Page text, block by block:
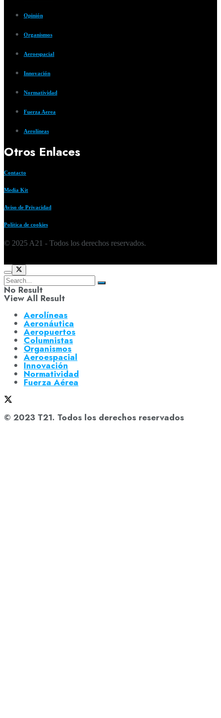
Opinión
Organismos
Aeroespacial
Innovación
Normatividad
Fuerza Aerea
Aerolíneas
Otros Enlaces
Contacto
Media Kit
Aviso de Privacidad
Política de cookies
© 2025 A21 - Todos los derechos reservados.
No Result
View All Result
Aerolíneas
Aeronáutica
Aeropuertos
Columnistas
Organismos
Aeroespacial
Innovación
Normatividad
Fuerza Aérea
© 2023 T21. Todos los derechos reservados